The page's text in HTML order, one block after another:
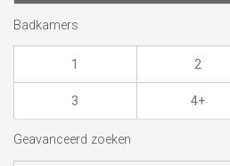
Badkamers
1 2
3 4+
Geavanceerd zoeken